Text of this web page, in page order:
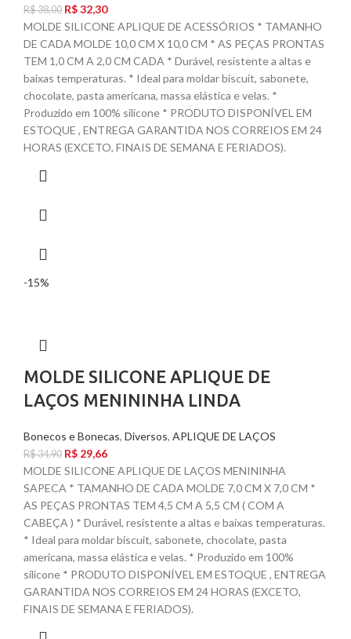
R$38,00 R$32,30
MOLDE SILICONE APLIQUE DE ACESSÓRIOS * TAMANHO
DE CADA MOLDE 10,0 CM X 10,0 CM * AS PEÇAS PRONTAS
TEM 1,0 CM A 2,0 CM CADA * Durável, resistente a altas e
baixas temperaturas. * Ideal para moldar biscuit, sabonete,
chocolate, pasta americana, massa elástica e velas. *
Produzido em 100% silicone * PRODUTO DISPONÍVEL EM
ESTOQUE , ENTREGA GARANTIDA NOS CORREIOS EM 24
HORAS (EXCETO, FINAIS DE SEMANA E FERIADOS).
-15%
MOLDE SILICONE APLIQUE DE
LAÇOS MENININHA LINDA
Bonecos e Bonecas, Diversos, APLIQUE DE LAÇOS
R$34,90 R$ 29,66
MOLDE SILICONE APLIQUE DE LAÇOS MENININHA
SAPECA * TAMANHO DE CADA MOLDE 7,0 CM X 7,0 CM *
AS PEÇAS PRONTAS TEM 4,5 CM A 5,5 CM ( COM A
CABEÇA ) * Durável, resistente a altas e baixas temperaturas.
* Ideal para moldar biscuit, sabonete, chocolate, pasta
americana, massa elástica e velas. * Produzido em 100%
silicone * PRODUTO DISPONÍVEL EM ESTOQUE , ENTREGA
GARANTIDA NOS CORREIOS EM 24 HORAS (EXCETO,
FINAIS DE SEMANA E FERIADOS).